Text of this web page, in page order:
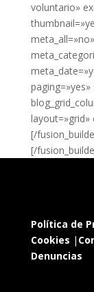
voluntario»
layout=»grid»
[/
[/
Política de
Cookies |
Denuncias